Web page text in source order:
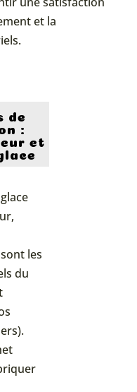
et la
de
:
et
les
du